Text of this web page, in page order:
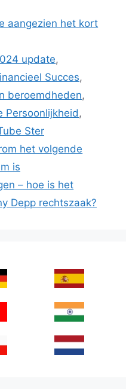
aangezien het kort
update,
Succes,
beroemdheden,
Persoonlijkheid ,
Ster
het volgende
is
– hoe is het
Depp rechtszaak?